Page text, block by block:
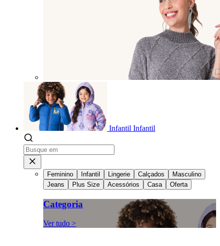
Infantil Infantil
Feminino Infantil Lingerie Calçados
Masculino
Jeans
Plus Size Acessórios Casa Oferta
Categoria
Ver tudo >